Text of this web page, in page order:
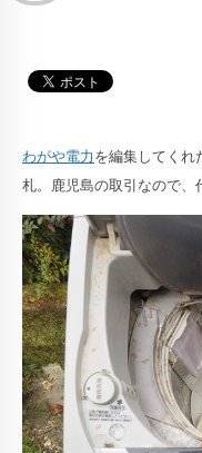
わがや電力を編集してくれ
札。鹿児島の取引なので、